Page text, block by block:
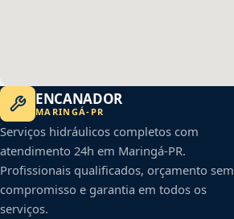
ENCANADOR
MARINGÁ- PR
Serviços hidráulicos completos com
atendimento 24h em Maringá-PR.
Profissionais qualificados, orçamento sem
compromisso e garantia em todos os
serviços.